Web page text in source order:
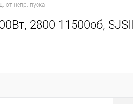
от непр. пуска
2800-11500об,